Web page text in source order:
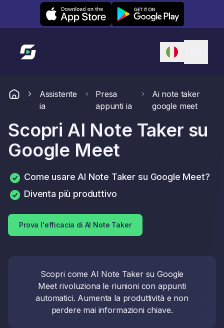
Leexi on iOS Leexi on Android
Link alla homepage
Assistente
ia
Presa
appunti ia
Ai note taker
google meet
Scopri AI Note Taker su
Google Meet
Come usare AI Note Taker su Google Meet?
Diventa più produttivo
Prova l'efficacia di AI Note Taker
Scopri come AI Note Taker su Google
Meet rivoluziona le riunioni con appunti
automatici. Aumenta la produttività e non
perdere mai informazioni chiave.